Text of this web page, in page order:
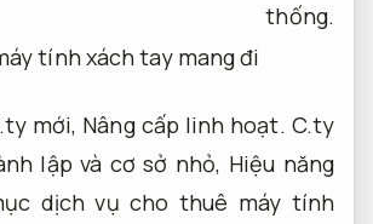
thống.
mới, Nâng cấp linh hoạt. C.ty
lập và cơ sở nhỏ, Hiệu năng
dịch vụ cho thuê máy tính